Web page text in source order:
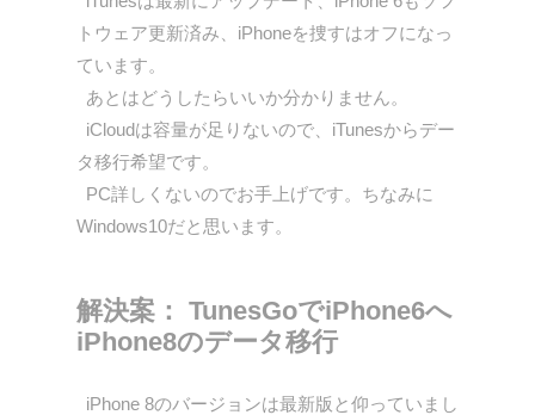
トウェア更新済み、iPhoneを捜すはオフになっ
ています。
あとはどうしたらいいか分かりません。
iCloudは容量が足りないので、iTunesからデー
タ移行希望です。
PC詳しくないのでお手上げです。ちなみに
Windows10だと思います。
解決案： TunesGoでiPhone6へ
iPhone8のデータ移行
iPhone 8のバージョンは最新版と仰っていまし